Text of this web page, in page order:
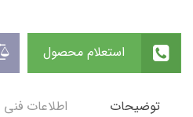
توضیحات اطلاعات فنی